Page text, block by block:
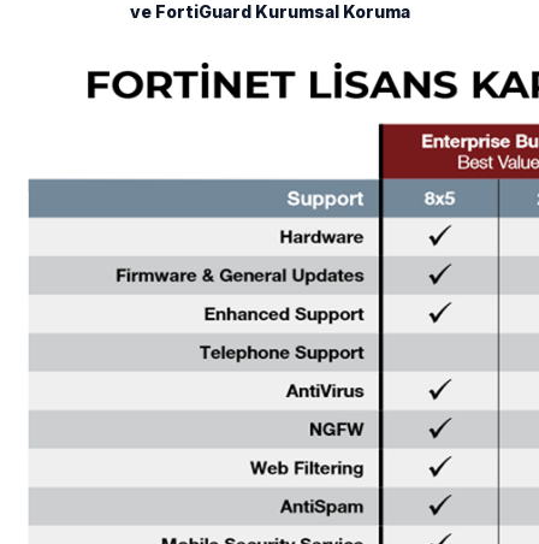
ve FortiGuard Kurumsal Koruma